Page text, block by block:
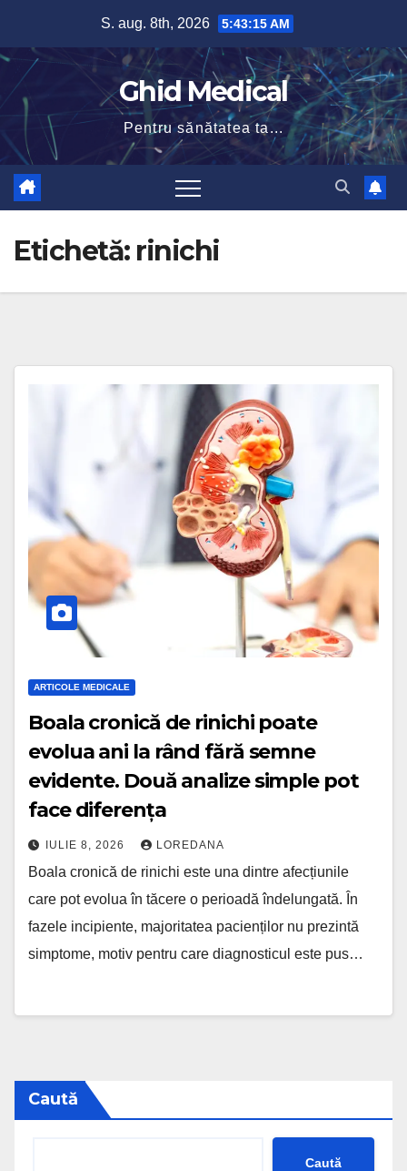
content
S. aug. 8th, 2026 5:43:16 AM
Ghid Medical
Pentru sănătatea ta...
Etichetă: rinichi
ARTICOLE MEDICALE
Boala cronică de rinichi poate
evolua ani la rând fără semne
evidente. Două analize simple pot
face diferența
IULIE 8, 2026 LOREDANA
Boala cronică de rinichi este una dintre afecțiunile
care pot evolua în tăcere o perioadă îndelungată. În
fazele incipiente, majoritatea pacienților nu prezintă
simptome, motiv pentru care diagnosticul este pus…
Caută
Caută